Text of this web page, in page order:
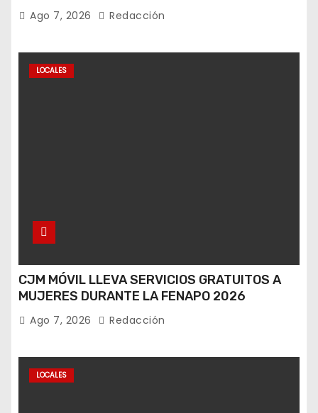
Ago 7, 2026 Redacción
LOCALES
CJM MÓVIL LLEVA SERVICIOS GRATUITOS A
MUJERES DURANTE LA FENAPO 2026
Ago 7, 2026 Redacción
LOCALES